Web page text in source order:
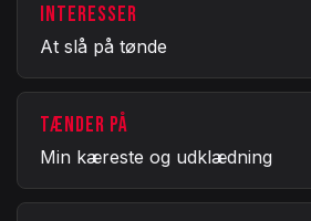
INTERESSER
At slå på tønde
TÆNDER PÅ
Min kæreste og udklædning